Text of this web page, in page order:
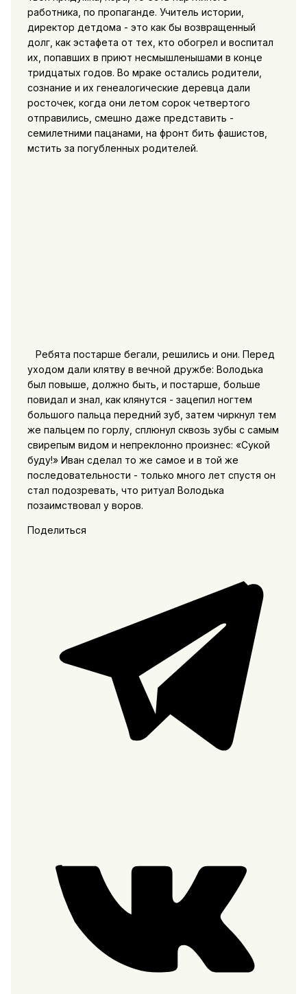
работника, по пропаганде. Учитель истории,
директор детдома - это как бы возвращенный
долг, как эстафета от тех, кто обогрел и воспитал
их, попавших в приют несмышленышами в конце
тридцатых годов. Во мраке остались родители,
сознание и их генеалогические деревца дали
росточек, когда они летом сорок четвертого
отправились, смешно даже представить -
семилетними пацанами, на фронт бить фашистов,
мстить за погубленных родителей.
Ребята постарше бегали, решились и они. Перед
уходом дали клятву в вечной дружбе: Володька
был повыше, должно быть, и постарше, больше
повидал и знал, как клянутся - зацепил ногтем
большого пальца передний зуб, затем чиркнул тем
же пальцем по горлу, сплюнул сквозь зубы с самым
свирепым видом и непреклонно произнес: «Сукой
буду!» Иван сделал то же самое и в той же
последовательности - только много лет спустя он
стал подозревать, что ритуал Володька
позаимствовал у воров.
Поделиться